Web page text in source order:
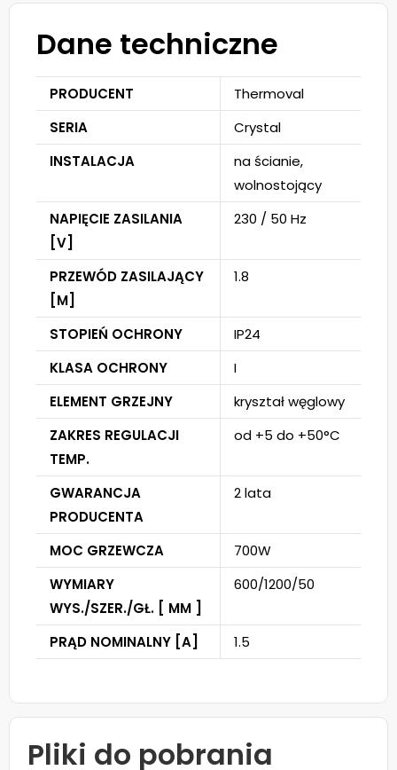
Dane techniczne
PRODUCENT
Thermoval
SERIA
Crystal
INSTALACJA
na ścianie,
wolnostojący
NAPIĘCIE ZASILANIA
[V]
230 / 50 Hz
PRZEWÓD ZASILAJĄCY
[M]
1.8
STOPIEŃ OCHRONY
IP24
KLASA OCHRONY
I
ELEMENT GRZEJNY
kryształ węglowy
ZAKRES REGULACJI
TEMP.
od +5 do +50°C
GWARANCJA
PRODUCENTA
2 lata
MOC GRZEWCZA
700W
WYMIARY
WYS./SZER./GŁ. [ MM ]
600/1200/50
PRĄD NOMINALNY [A] 1.5
Pliki do pobrania